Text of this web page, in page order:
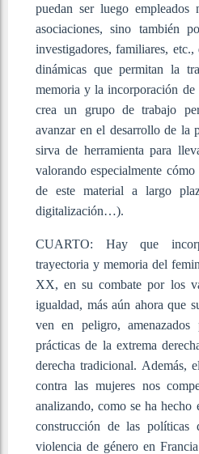
puedan ser luego
asociaciones, sino también
investigadores, familiares,
dinámicas que permitan la
memoria y la incorporación de
crea un grupo de trabajo
avanzar en el desarrollo de la
sirva de herramienta para
valorando especialmente
de este material a largo
digitalización…).
CUARTO: Hay que
trayectoria y memoria del
XX, en su combate por los
igualdad, más aún ahora que
ven en peligro,
prácticas de la extrema
derecha tradicional. Además,
contra las mujeres nos
analizando, como se ha
construcción de las
violencia de género en